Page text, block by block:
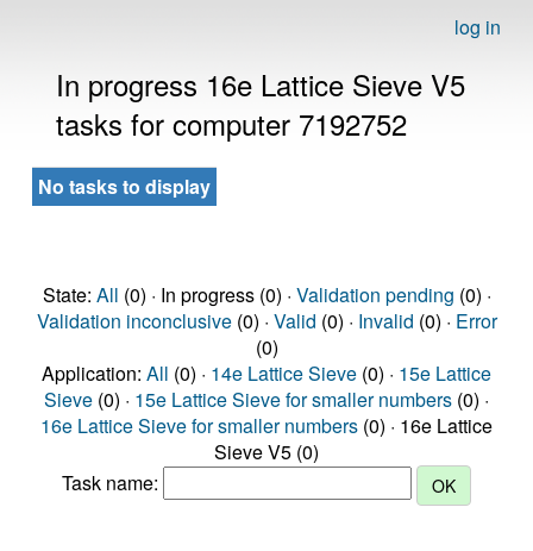
log in
In progress 16e Lattice Sieve V5
tasks for computer 7192752
No tasks to display
State: All (0) · In progress (0) · Validation pending (0) ·
Validation inconclusive(0) · Valid (0) · Invalid (0) · Error
(0)
Application: All (0) · 14e Lattice Sieve (0) · 15e Lattice
Sieve (0) · 15e Lattice Sieve for smaller numbers (0) ·
16e Lattice Sieve for smaller numbers (0) · 16e Lattice
Sieve V5 (0)
Task name: